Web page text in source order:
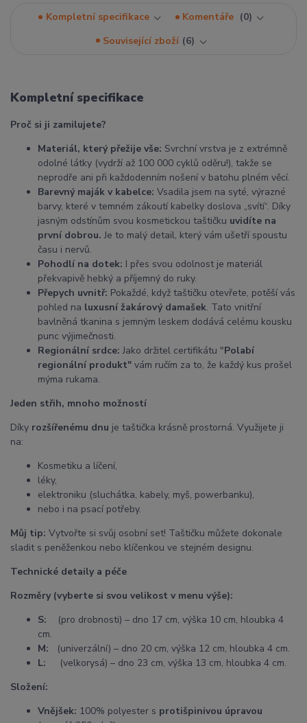
Kompletní specifikace Komentáře
0
Související zboží 6
Kompletní specifikace
Proč si ji zamilujete?
Materiál, který přežije vše: Svrchní vrstva je z extrémně
odolné látky (vydrží až 100 000 cyklů oděru!), takže se
neprodře ani při každodenním nošení v batohu plném věcí.
Barevný maják v kabelce: Vsadila jsem na syté, výrazné
barvy, které v temném zákoutí kabelky doslova „svítí“. Díky
jasným odstínům svou kosmetickou taštičku uvidíte na
první dobrou. Je to malý detail, který vám ušetří spoustu
času i nervů.
Pohodlí na dotek: I přes svou odolnost je materiál
překvapivě hebký a příjemný do ruky.
Přepych uvnitř: Pokaždé, když taštičku otevřete, potěší vás
pohled na luxusní žakárový damašek. Tato vnitřní
bavlněná tkanina s jemným leskem dodává celému kousku
punc výjimečnosti.
Regionální srdce: Jako držitel certifikátu "Polabí
regionální produkt" vám ručím za to, že každý kus prošel
mýma rukama.
Jeden střih, mnoho možností
Díky rozšířenému dnu je taštička krásně prostorná. Využijete ji
na:
Kosmetiku a líčení,
léky,
elektroniku (sluchátka, kabely, myš, powerbanku),
nebo i na psací potřeby.
Můj tip: Vytvořte si svůj osobní set! Taštičku můžete dokonale
sladit s peněženkou nebo klíčenkou ve stejném designu.
Technické detaily a péče
Rozměry (vyberte si svou velikost v menu výše):
S: (pro drobnosti) – dno 17 cm, výška 10 cm, hloubka 4
cm.
M: (univerzální) – dno 20 cm, výška 12 cm, hloubka 4 cm.
L: (velkorysá) – dno 23 cm, výška 13 cm, hloubka 4 cm.
Složení:
Vnějšek: 100% polyester s protišpinivou úpravou